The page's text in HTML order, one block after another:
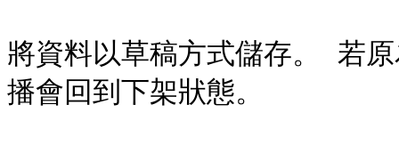
將資料以草稿方式儲存。 若
播會回到下架狀態。